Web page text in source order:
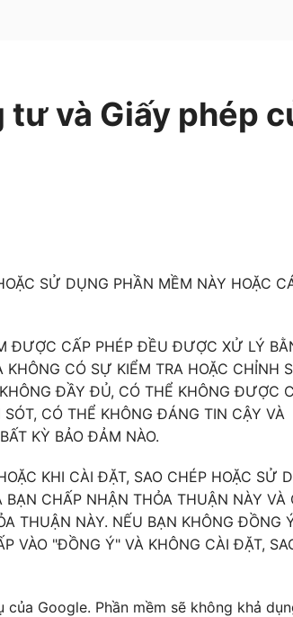
và Giấy phép
SỬ DỤNG PHẦN MỀM NÀY HOẶC
ĐƯỢC CẤP PHÉP ĐỀU ĐƯỢC XỬ LÝ
CÓ SỰ KIỂM TRA HOẶC CHỈNH
ĐẦY ĐỦ, CÓ THỂ KHÔNG ĐƯỢC
CÓ THỂ KHÔNG ĐÁNG TIN CẬY VÀ
KỲ BẢO ĐẢM NÀO.
KHI CÀI ĐẶT, SAO CHÉP HOẶC SỬ
CHẤP NHẬN THỎA THUẬN NÀY VÀ
THUẬN NÀY. NẾU BẠN KHÔNG ĐỒNG
VÀO "ĐỒNG Ý" VÀ KHÔNG CÀI ĐẶT,
Google. Phần mềm sẽ không khả